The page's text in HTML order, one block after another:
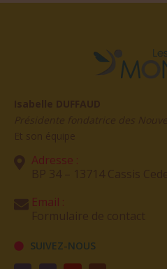
Adresse :
Email :
SUIVEZ-NOUS